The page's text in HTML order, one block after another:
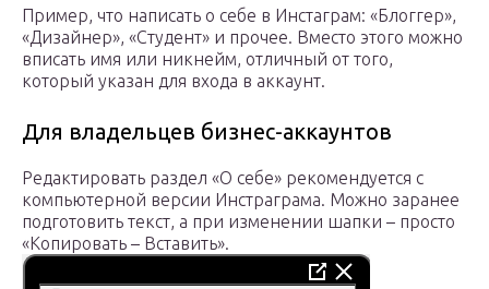
Пример, что написать о себе в Инстаграм: «Блоггер»,
«Дизайнер», «Студент» и прочее. Вместо этого можно
вписать имя или никнейм, отличный от того,
который указан для входа в аккаунт.
Для владельцев бизнес-аккаунтов
Редактировать раздел «О себе» рекомендуется с
компьютерной версии Инстраграма. Можно заранее
подготовить текст, а при изменении шапки – просто
«Копировать – Вставить».